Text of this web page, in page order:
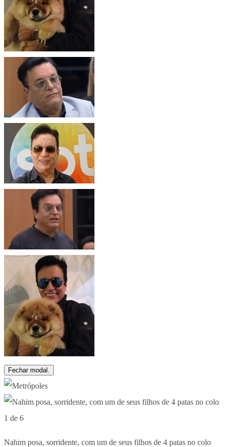
Fechar modal.
1 de 6
Nahim posa, sorridente, com um de seus filhos de 4 patas no colo